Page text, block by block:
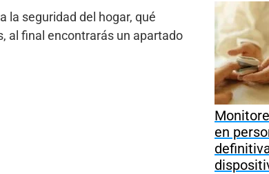
la seguridad del hogar, qué
al final encontrarás un apartado
en